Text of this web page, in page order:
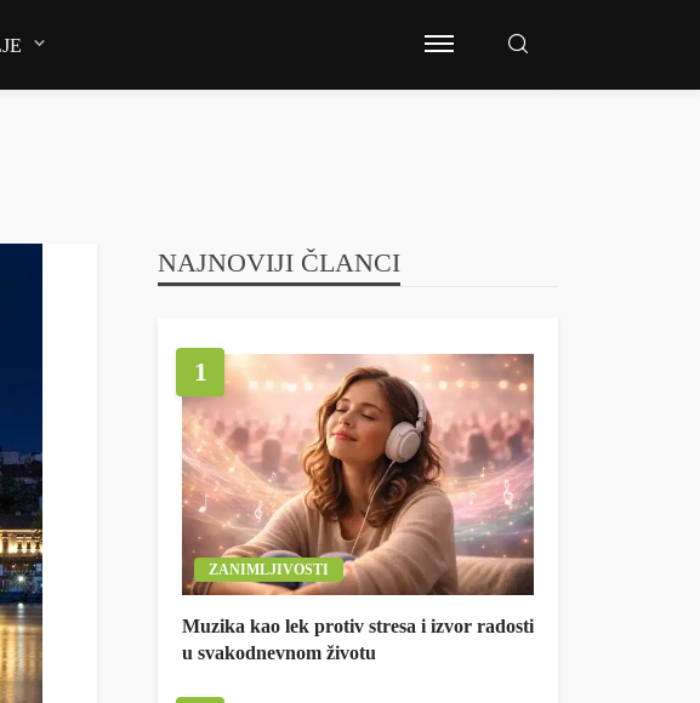
NAJNOVIJI ČLANCI
1
ZANIMLJIVOSTI
Muzika kao lek protiv stresa i izvor radosti
u svakodnevnom životu